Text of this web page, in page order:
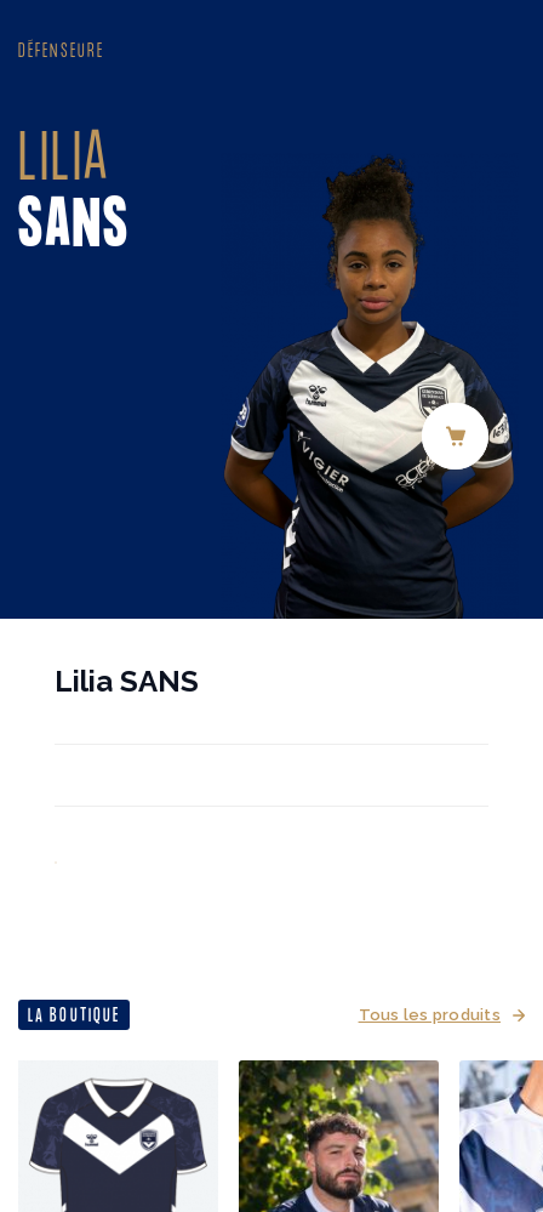
DÉFENSEURE
LILIA
SANS
Lilia SANS
LA BOUTIQUE Tous les produits